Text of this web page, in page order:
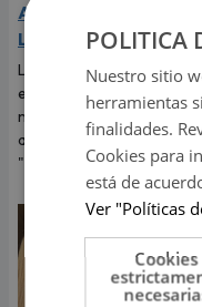
Alex Ubago en
Lima
La cantante cubano-
estadounidense debutará
nuestro país luego del éxito
alcanzado con su sencillo
"Desde que tú no estás".
POLITICA
Nuestro sitio
herramientas
finalidades.
Cookies para
está de
Ver "Políticas
Cookies